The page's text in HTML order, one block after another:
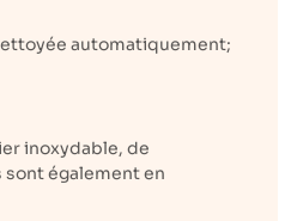
automatiquement;
inoxydable, de
également en